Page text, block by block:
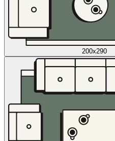
200x290